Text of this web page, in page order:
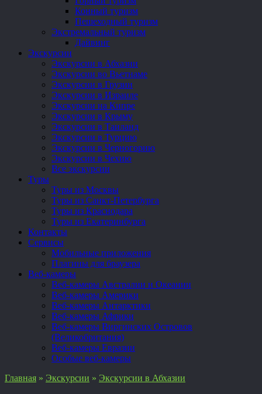
Конный туризм
Пешеходный туризм
Экстремальный туризм
Дайвинг
Экскурсии
Экскурсии в Абхазии
Экскурсии во Вьетнаме
Экскурсии в Грузии
Экскурсии в Израиле
Экскурсии на Кипре
Экскурсии в Крыму
Экскурсии в Таиланд
Экскурсии в Турцию
Экскурсии в Черногорию
Экскурсии в Чехию
Все экскурсии
Туры
Туры из Москвы
Туры из Санкт-Петербурга
Туры из Краснодара
Туры из Екатеринбурга
Контакты
Сервисы
Мобильные приложения
Плагины для браузера
Веб-камеры
Веб-камеры Австралии и Океании
Веб-камеры Америки
Веб-камеры Антарктики
Веб-камеры Африки
Веб-камеры Виргинских Островов
(Великобритания)
Веб-камеры Евразии
Особые веб-камеры
Главная » Экскурсии » Экскурсии в Абхазии